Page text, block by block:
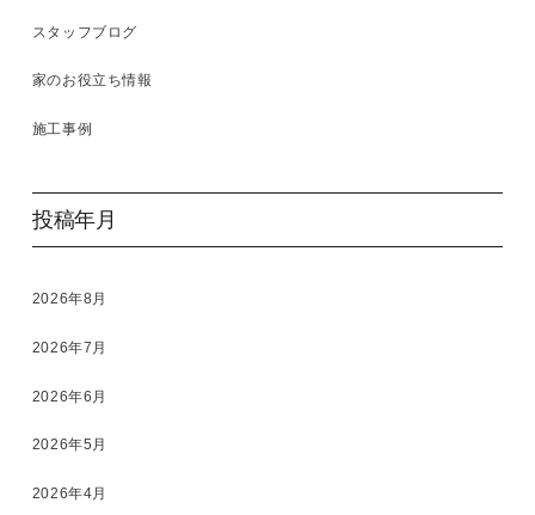
スタッフブログ
家のお役立ち情報
施工事例
投稿年月
2026年8月
2026年7月
2026年6月
2026年5月
2026年4月